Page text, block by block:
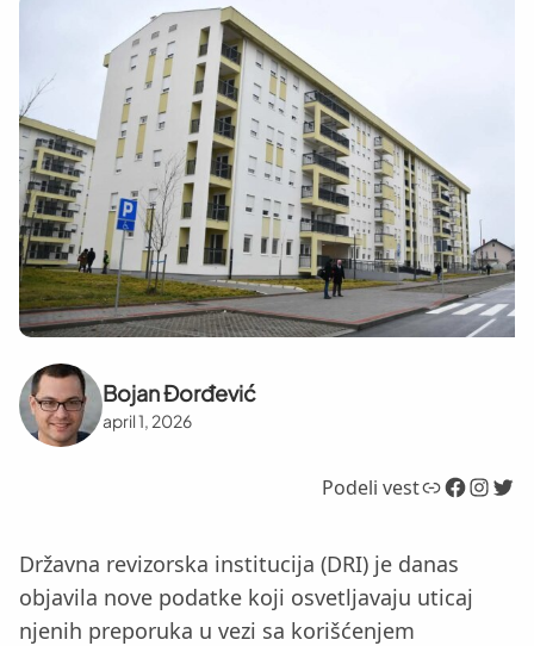
Bojan Đorđević
april 1, 2026
Podeli vestLink Facebook InstagramTwitter
Državna revizorska institucija (DRI) je danas
objavila nove podatke koji osvetljavaju uticaj
njenih preporuka u vezi sa korišćenjem